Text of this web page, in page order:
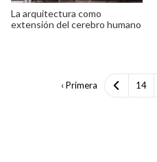
La arquitectura como
extensión del cerebro humano
‹ Primera 14